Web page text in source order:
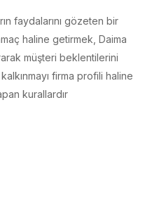
müşteri beklentilerini
firma profili haline
kurallardır